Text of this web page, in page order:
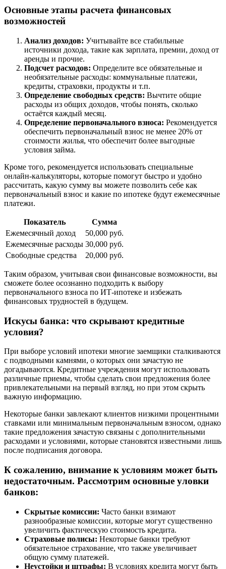
Основные этапы расчета финансовых
возможностей
Анализ доходов: Учитывайте все стабильные
источники дохода, такие как зарплата, премии, доход от
аренды и прочие.
Подсчет расходов: Определите все обязательные и
необязательные расходы: коммунальные платежи,
кредиты, страховки, продукты и т.п.
Определение свободных средств: Вычтите общие
расходы из общих доходов, чтобы понять, сколько
остаётся каждый месяц.
Определение первоначального взноса: Рекомендуется
обеспечить первоначальный взнос не менее 20% от
стоимости жилья, что обеспечит более выгодные
условия займа.
Кроме того, рекомендуется использовать специальные
онлайн-калькуляторы, которые помогут быстро и удобно
рассчитать, какую сумму вы можете позволить себе как
первоначальный взнос и какие по ипотеке будут ежемесячные
платежи.
Показатель
Сумма
Ежемесячный доход
50,000 руб.
Ежемесячные расходы 30,000 руб.
Свободные средства
20,000 руб.
Таким образом, учитывая свои финансовые возможности, вы
сможете более осознанно подходить к выбору
первоначального взноса по ИТ-ипотеке и избежать
финансовых трудностей в будущем.
Искусы банка: что скрывают кредитные
условия?
При выборе условий ипотеки многие заемщики сталкиваются
с подводными камнями, о которых они зачастую не
догадываются. Кредитные учреждения могут использовать
различные приемы, чтобы сделать свои предложения более
привлекательными на первый взгляд, но при этом скрыть
важную информацию.
Некоторые банки завлекают клиентов низкими процентными
ставками или минимальным первоначальным взносом, однако
такие предложения зачастую связаны с дополнительными
расходами и условиями, которые становятся известными лишь
после подписания договора.
К сожалению, внимание к условиям может быть
недостаточным. Рассмотрим основные уловки
банков:
Скрытые комиссии: Часто банки взимают
разнообразные комиссии, которые могут существенно
увеличить фактическую стоимость кредита.
Страховые полисы: Некоторые банки требуют
обязательное страхование, что также увеличивает
общую сумму платежей.
Неустойки и штрафы: В условиях кредита могут быть